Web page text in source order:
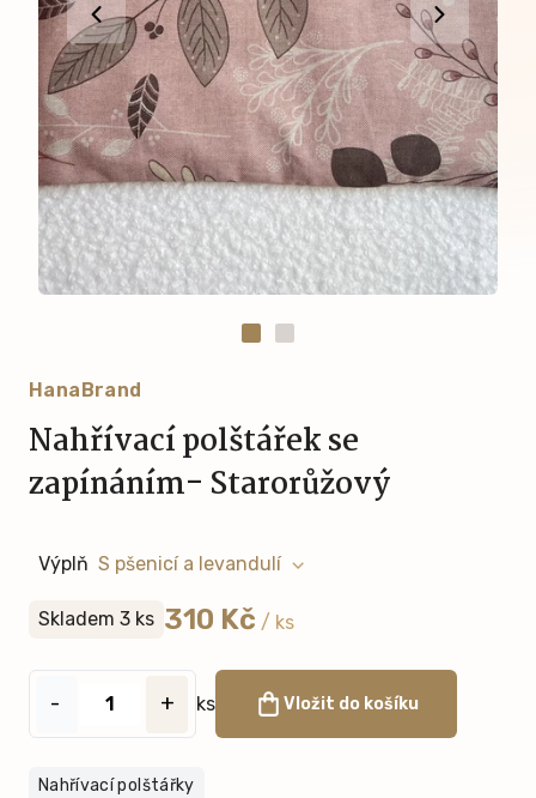
Nahřívací polštářek se
zapínáním- Starorůžový
HanaBrand
Výplň
Skladem 3 ks 310 Kč / ks
- + ks Vložit do košíku
Nahřívací polštářky